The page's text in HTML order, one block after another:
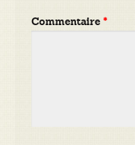
Commentaire*